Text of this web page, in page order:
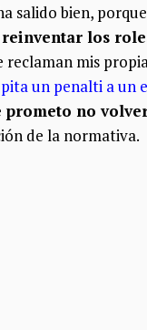
salido bien,
los
mis
un penalti a un
prometo no
de la normativa.